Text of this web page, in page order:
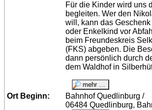
Für die Kinder wird uns
begleiten. Wer den
will, kann das
oder Enkelkind vor
beim Freundeskreis
(FKS) abgeben. Die
dann persönlich durch
dem Waldhof in
Ort Beginn:
Bahnhof Quedlinburg /
06484 Quedlinburg,